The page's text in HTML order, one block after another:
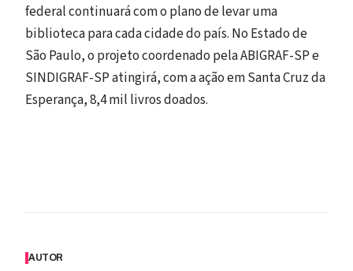
federal continuará com o plano de levar uma
biblioteca para cada cidade do país. No Estado de
São Paulo, o projeto coordenado pela ABIGRAF-SP e
SINDIGRAF-SP atingirá, com a ação em Santa Cruz da
Esperança, 8,4 mil livros doados.
AUTOR